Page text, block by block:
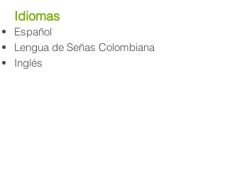
Idiomas
Español
Lengua de Señas Colombiana
Inglés